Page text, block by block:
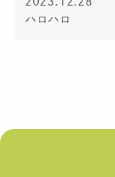
ハロハロ